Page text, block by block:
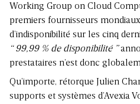
Working Group on Cloud
premiers fournisseurs
d’indisponibilité sur les cinq
“ 99,99 % de disponibilité ”
prestataires n’est donc
Qu’importe, rétorque Julien
supports et systèmes d’Avexia